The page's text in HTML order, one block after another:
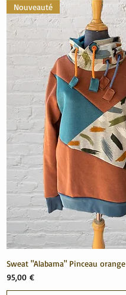
Nouveauté
Sweat "Alabama" Pinceau orange
Prix
95,00 €